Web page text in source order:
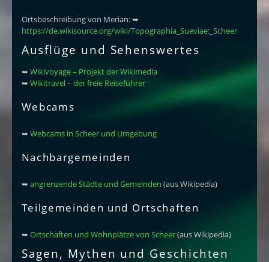
Ortsbeschreibung von Merian: ➥
https://de.wikisource.org/wiki/Topographia_Sueviae:_Scheer
Ausflüge und Sehenswertes
➥ Wikivoyage – Projekt der Wikimedia
➥ Wikitravel – der freie Reiseführer
Webcams
➥ Webcams in Scheer und Umgebung
Nachbargemeinden
➥ angrenzende Städte und Gemeinden (aus Wikipedia)
Teilgemeinden und Ortschaften
➥ Ortschaften und Wohnplätze von Scheer(aus Wikipedia)
Sagen, Mythen und Geschichten